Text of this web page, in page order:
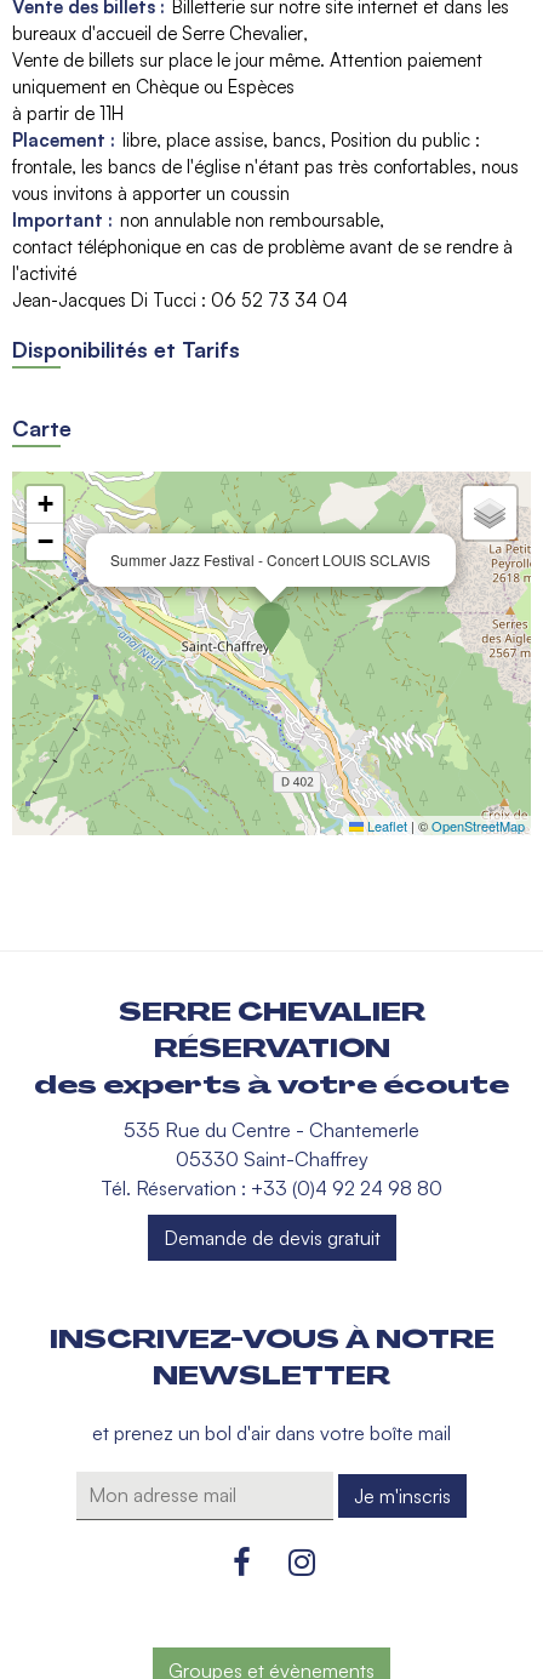
Vente des billets : Billetterie sur notre site internet et dans les
bureaux d'accueil de Serre Chevalier
Vente de billets sur place le jour même. Attention paiement
uniquement en Chèque ou Espèces
à partir de 11H
Placement : libre place assise bancs Position du public :
frontale les bancs de l'église n'étant pas très confortables, nous
vous invitons à apporter un coussin
Important : non annulable non remboursable
contact téléphonique en cas de problème avant de se rendre à
l'activité
Jean-Jacques Di Tucci : 06 52 73 34 04
Disponibilités et Tarifs
Carte
Summer Jazz Festival - Concert LOUIS SCLAVIS
+
−
Leaflet | ©OpenStreetMap
SERRE CHEVALIER
RÉSERVATION
des experts à votre écoute
535 Rue du Centre - Chantemerle
05330 Saint-Chaffrey
Tél. Réservation : +33 (0)4 92 24 98 80
Demande de devis gratuit
INSCRIVEZ-VOUS À NOTRE
NEWSLETTER
et prenez un bol d'air dans votre boîte mail
Groupes et évènements